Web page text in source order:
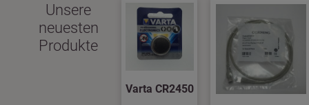
Unsere
neuesten
Produkte
Varta CR2450